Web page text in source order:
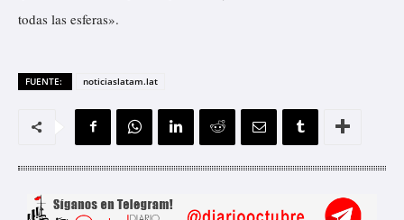
todas las esferas».
FUENTE: noticiaslatam.lat